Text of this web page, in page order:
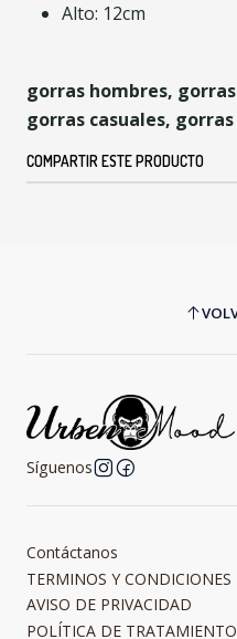
Alto: 12cm
gorras hombres,
gorras casuales,
COMPARTIR ESTE PRODUCTO
Síguenos
Contáctanos
TERMINOS Y CONDICIONES
AVISO DE PRIVACIDAD
POLÍTICA DE